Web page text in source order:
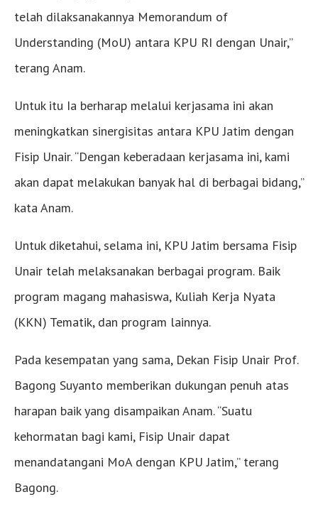
telah dilaksanakannya Memorandum of
Understanding (MoU) antara KPU RI dengan Unair,”
terang Anam.
Untuk itu Ia berharap melalui kerjasama ini akan
meningkatkan sinergisitas antara KPU Jatim dengan
Fisip Unair. “Dengan keberadaan kerjasama ini, kami
akan dapat melakukan banyak hal di berbagai bidang,”
kata Anam.
Untuk diketahui, selama ini, KPU Jatim bersama Fisip
Unair telah melaksanakan berbagai program. Baik
program magang mahasiswa, Kuliah Kerja Nyata
(KKN) Tematik, dan program lainnya.
Pada kesempatan yang sama, Dekan Fisip Unair Prof.
Bagong Suyanto memberikan dukungan penuh atas
harapan baik yang disampaikan Anam. “Suatu
kehormatan bagi kami, Fisip Unair dapat
menandatangani MoA dengan KPU Jatim,” terang
Bagong.